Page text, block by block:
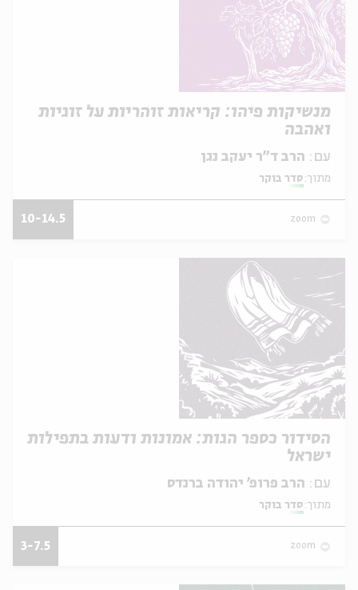
מנשיקות פיהו: קריאות זוהריות על זוגיות
ואהבה
עם:
מתוך: סדר בוקר
zoom
10-14.5
הסידור כספר הגות: אמונות ודעות בתפילות
ישראל
עם:
מתוך: סדר בוקר
zoom
3-7.5